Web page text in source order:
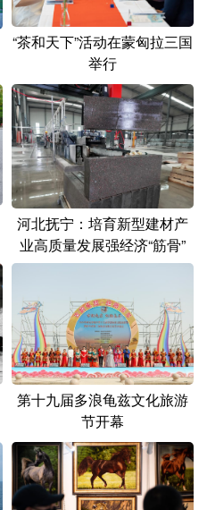
日本語 한국어
“茶和天下”活动在蒙匈拉三国
举行
河北抚宁：培育新型建材产
业高质量发展强经济“筋骨”
第十九届多浪龟兹文化旅游
节开幕